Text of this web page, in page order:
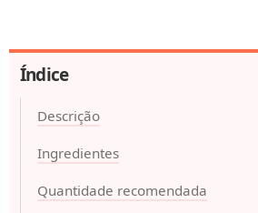
Índice
Descrição
Ingredientes
Quantidade recomendada